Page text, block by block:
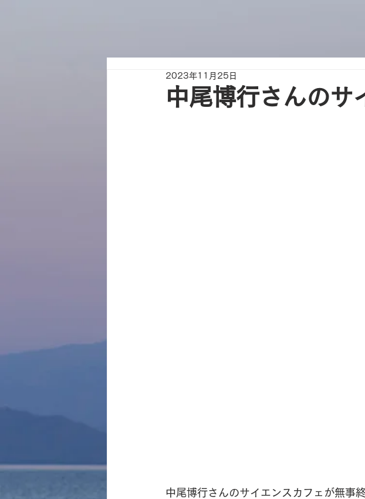
中尾博行さんのサ
2023年11月25日
中尾博行さんのサイエンスカフェが無事